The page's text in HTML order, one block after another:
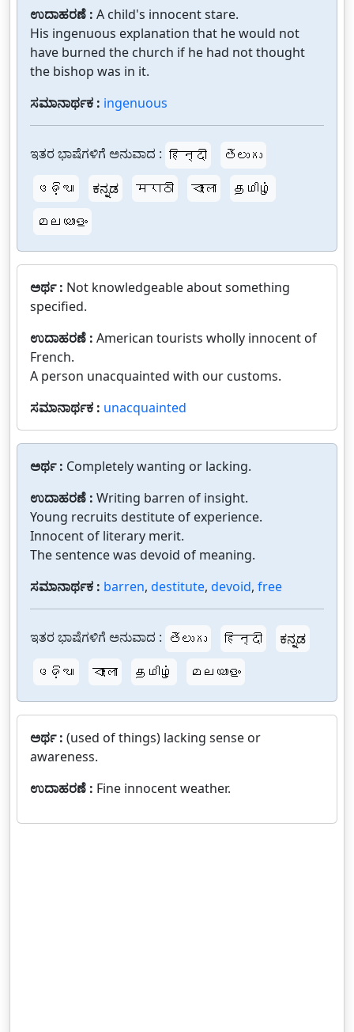
ಉದಾಹರಣೆ : A child's innocent stare.
His ingenuous explanation that he would not
have burned the church if he had not thought
the bishop was in it.
ಸಮಾನಾರ್ಥಕ : ingenuous
ಇತರ ಭಾಷೆಗಳಿಗೆ ಅನುವಾದ : हिन्दी
తెలుగు
ଓଡ଼ିଆ
ಕನ್ನಡ मराठी বাংলা
தமிழ்
മലയാളം
ಅರ್ಥ : Not knowledgeable about something
specified.
ಉದಾಹರಣೆ : American tourists wholly innocent of
French.
A person unacquainted with our customs.
ಸಮಾನಾರ್ಥಕ : unacquainted
ಅರ್ಥ : Completely wanting or lacking.
ಉದಾಹರಣೆ : Writing barren of insight.
Young recruits destitute of experience.
Innocent of literary merit.
The sentence was devoid of meaning.
ಸಮಾನಾರ್ಥಕ : barren, destitute, devoid, free
ಇತರ ಭಾಷೆಗಳಿಗೆ ಅನುವಾದ : తెలుగు हिन्दी
ಕನ್ನಡ
ଓଡ଼ିଆ
বাংলা தமிழ் മലയാളം
ಅರ್ಥ : (used of things) lacking sense or
awareness.
ಉದಾಹರಣೆ : Fine innocent weather.